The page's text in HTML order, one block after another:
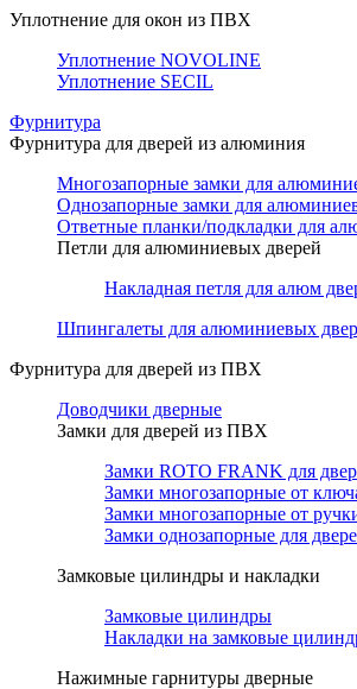
Уплотнение для окон из ПВХ
Уплотнение NOVOLINE
Уплотнение SECIL
Фурнитура
Фурнитура для дверей из алюминия
Многозапорные замки для
Однозапорные замки для
Ответные планки/подкладки для
Петли для алюминиевых дверей
Накладная петля для алюм
Шпингалеты для алюминиевых
Фурнитура для дверей из ПВХ
Доводчики дверные
Замки для дверей из ПВХ
Замки ROTO FRANK для
Замки многозапорные от
Замки многозапорные от
Замки однозапорные для
Замковые цилиндры и накладки
Замковые цилиндры
Накладки на замковые
Нажимные гарнитуры дверные